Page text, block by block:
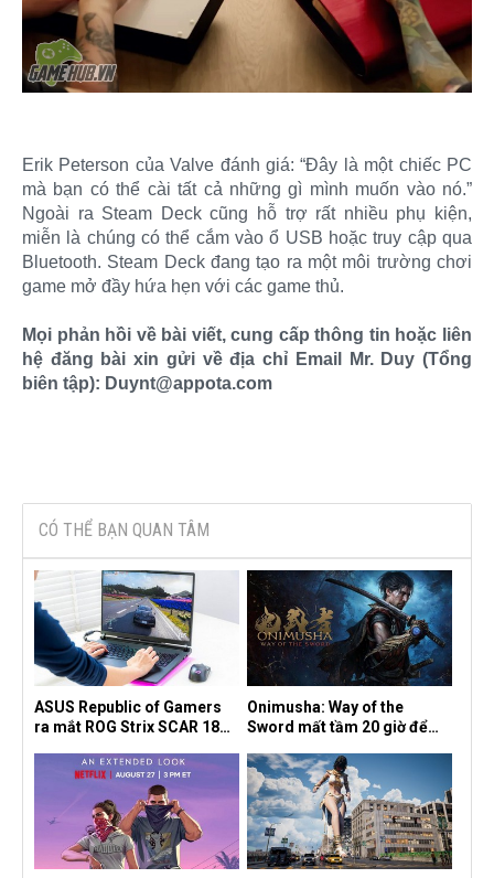
Erik Peterson của Valve đánh giá: “Đây là một chiếc PC
mà bạn có thể cài tất cả những gì mình muốn vào nó.”
Ngoài ra Steam Deck cũng hỗ trợ rất nhiều phụ kiện,
miễn là chúng có thể cắm vào ổ USB hoặc truy cập qua
Bluetooth. Steam Deck đang tạo ra một môi trường chơi
game mở đầy hứa hẹn với các game thủ.
Mọi phản hồi về bài viết, cung cấp thông tin hoặc liên
hệ đăng bài xin gửi về địa chỉ Email Mr. Duy (Tổng
biên tập): Duynt@appota.com
CÓ THỂ BẠN QUAN TÂM
ASUS Republic of Gamers
ra mắt ROG Strix SCAR 18
Onimusha: Way of the
Sword mất tầm 20 giờ để
dành cho newbie và lão làng